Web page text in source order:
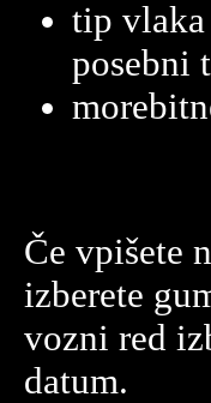
tip
posebni
Če vpišete
izberete
vozni red
datum.